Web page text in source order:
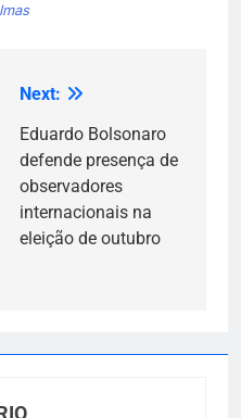
Next:
Eduardo Bolsonaro
defende presença de
observadores
internacionais na
eleição de outubro